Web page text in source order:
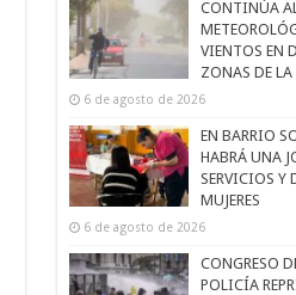
CONTINÚA
VIENTOS EN
ZONAS DE
6 de agosto de 2026
EN BARRIO
HABRÁ UNA
SERVICIOS Y
MUJERES
6 de agosto de 2026
CONGRESO
POLICÍA